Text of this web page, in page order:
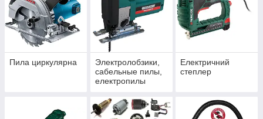
Пила циркулярна
Электролобзики,
сабельные пилы,
електропилы
Електричний
степлер